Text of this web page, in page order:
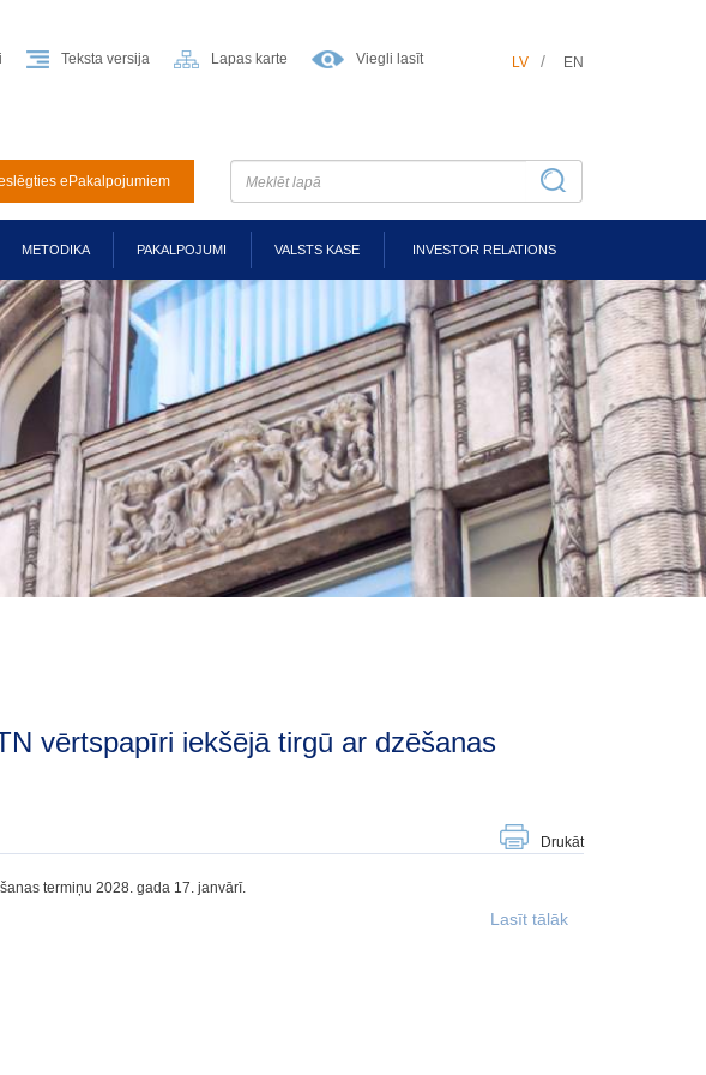
Teksta versija Lapas karte Viegli lasīt LV EN
ePakalpojumiem
METODIKA PAKALPOJUMI VALSTS KASE INVESTOR RELATIONS
Drukāt
termiņu 2028. gada 17. janvārī.
Lasīt tālāk